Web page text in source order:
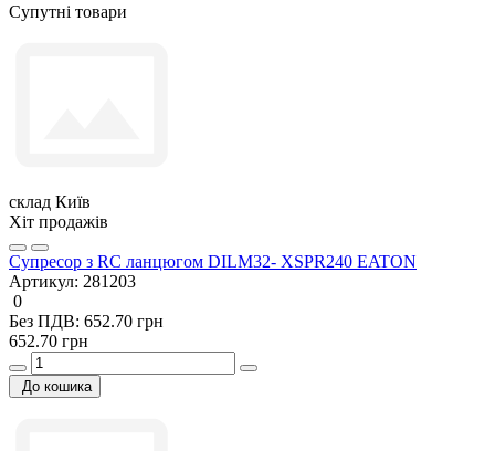
Супутні товари
склад Київ
Хіт продажів
Супресор з RC ланцюгом DILM32- XSPR240 EATON
Артикул: 281203
0
Без ПДВ: 652.70 грн
652.70 грн
До кошика